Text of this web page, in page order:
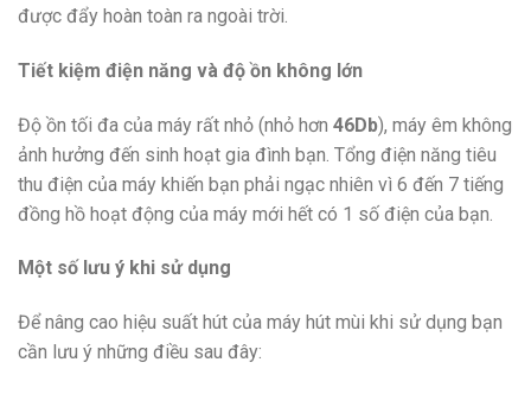
được đẩy hoàn toàn ra ngoài trời.
Tiết kiệm điện năng và độ ồn không lớn
Độ ồn tối đa của máy rất nhỏ (nhỏ hơn 46Db), máy êm không
ảnh hưởng đến sinh hoạt gia đình bạn. Tổng điện năng tiêu
thu điện của máy khiến bạn phải ngạc nhiên vì 6 đến 7 tiếng
đồng hồ hoạt động của máy mới hết có 1 số điện của bạn.
Một số lưu ý khi sử dụng
Để nâng cao hiệu suất hút của máy hút mùi khi sử dụng bạn
cần lưu ý những điều sau đây: